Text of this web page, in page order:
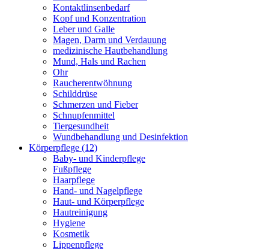
Kontaktlinsenbedarf
Kopf und Konzentration
Leber und Galle
Magen, Darm und Verdauung
medizinische Hautbehandlung
Mund, Hals und Rachen
Ohr
Raucherentwöhnung
Schilddrüse
Schmerzen und Fieber
Schnupfenmittel
Tiergesundheit
Wundbehandlung und Desinfektion
Körperpflege (12)
Baby- und Kinderpflege
Fußpflege
Haarpflege
Hand- und Nagelpflege
Haut- und Körperpflege
Hautreinigung
Hygiene
Kosmetik
Lippenpflege